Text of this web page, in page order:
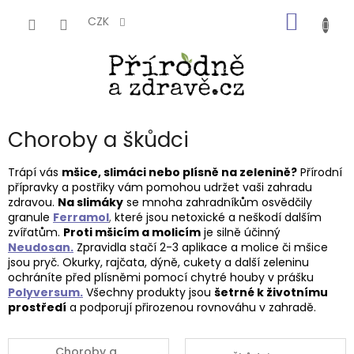
CZK
KOŠÍK
Choroby a škůdci
Trápí vás mšice,slimáci nebo plísně na zelenině? Přírodní
přípravky a postřiky vám pomohou udržet vaši zahradu
zdravou. Na slimáky se mnoha zahradníkům osvědčily
granule Ferramol, které jsou netoxické a neškodí dalším
zvířatům. Proti mšicím a molicím je silně účinný
Neudosan. Zpravidla stačí 2-3 aplikace a molice či mšice
jsou pryč. Okurky, rajčata, dýně, cukety a další zeleninu
ochráníte před plísněmi pomocí chytré houby v prášku
Polyversum. Všechny produkty jsou šetrné k životnímu
prostředí a podporují přirozenou rovnováhu v zahradě.